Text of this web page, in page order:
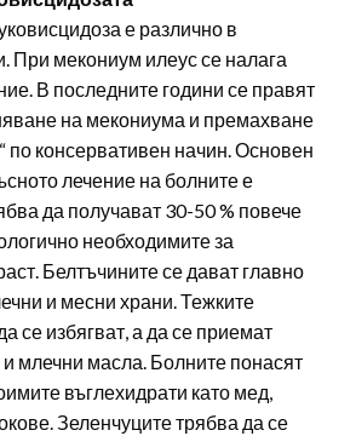
е различно в
При мекониум илеус се налага
В последните години се правят
на мекониума и премахване
по консервативен начин. Основен
лечение на болните е
да получават 30-50 % повече
необходимите за
Белтъчините се дават главно
и месни храни. Тежките
се избягват, а да се приемат
млечни масла. Болните понасят
въглехидрати като мед,
Зеленчуците трябва да се